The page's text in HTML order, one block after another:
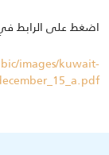
اضغط على الرابط
images/kuwait-